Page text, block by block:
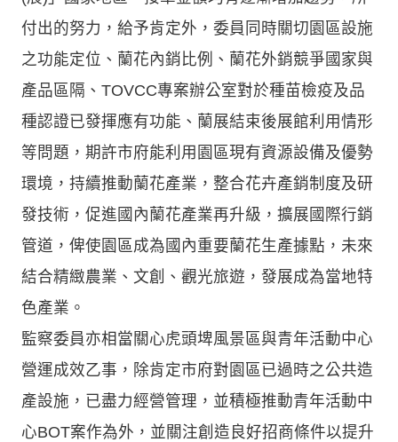
付出的努力，給予肯定外，委員同時關切園區設施
之功能定位、蘭花內銷比例、蘭花外銷競爭國家與
產品區隔、TOVCC專案辦公室對於種苗檢疫及品
種認證已發揮應有功能、蘭展結束後展館利用情形
等問題，期許市府能利用園區現有資源設備及優勢
環境，持續推動蘭花產業，整合花卉產銷制度及研
發技術，促進國內蘭花產業再升級，擴展國際行銷
管道，俾使園區成為國內重要蘭花生產據點，未來
結合精緻農業、文創、觀光旅遊，發展成為當地特
色產業。
監察委員亦相當關心虎頭埤風景區與青年活動中心
營運成效乙事，除肯定市府對園區已過時之公共造
產設施，已盡力經營管理，並積極推動青年活動中
心BOT案作為外，並關注創造良好招商條件以提升